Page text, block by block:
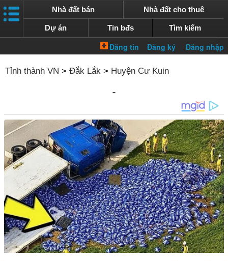
Nhà đất bán Nhà đất cho thuê
Dự án Tin bđs Tìm kiếm
Tỉnh thành VN > Đắk Lắk > Huyện Cư Kuin